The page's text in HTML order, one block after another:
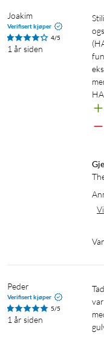
over hvor varmt eller
monteres med noen
byr på flere smarte
Smart Radiator
taleassistenter som
Assistant, og du kan
termostaten (kan
Deiligere
Ved hjelp av Tado sin
på hytta, øke
energiforbruket. Når
gi tips om hvordan du
Geogjerde og
Geogjerde er en
Joakim
Verifisert kjøper
4/5
1 år siden
Stilig, stillegående og gjør det den skal. Gikk
Peder
Verifisert kjøper
5/5
1 år siden
Tado X tilbyr en førsteklasses og